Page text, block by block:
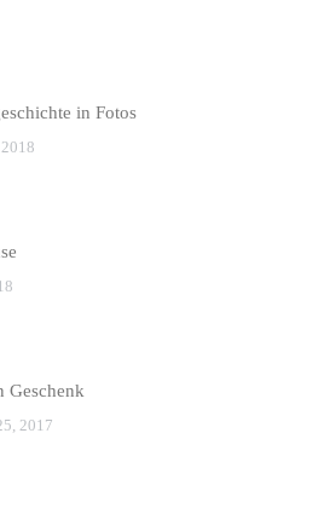
in Fotos
Geschenk
2017